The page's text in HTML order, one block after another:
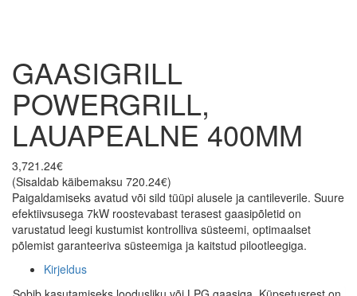
GAASIGRILL
POWERGRILL,
LAUAPEALNE 400MM
3,721.24€
(Sisaldab käibemaksu 720.24€)
Paigaldamiseks avatud või sild tüüpi alusele ja cantileverile. Suure
efektiivsusega 7kW roostevabast terasest gaasipõletid on
varustatud leegi kustumist kontrolliva süsteemi, optimaalset
põlemist garanteeriva süsteemiga ja kaitstud pilootleegiga.
Kirjeldus